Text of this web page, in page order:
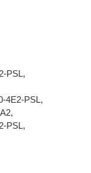
PSL,
4E2-PSL,
PSL,